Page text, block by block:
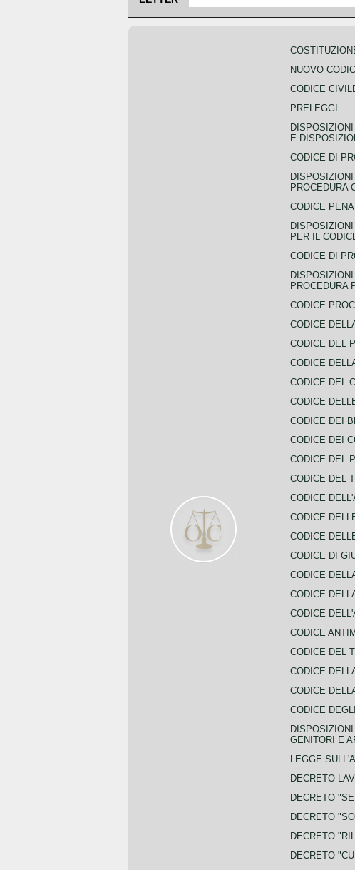
NUOVO
CODICE
PRELEGGI
E
CODICE DI
PROCEDURA
CODICE
PER IL
CODICE DI
PROCEDURA
CODICE
CODICE
CODICE DEL
CODICE
CODICE DEL
CODICE
CODICE DEI
CODICE DEI
CODICE DEL
CODICE DEL
CODICE
CODICE
CODICE
CODICE DI
CODICE
CODICE
CODICE
CODICE
CODICE DEL
CODICE
CODICE
CODICE
GENITORI E
LEGGE
DECRETO
DECRETO
DECRETO
DECRETO
DECRETO